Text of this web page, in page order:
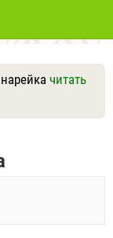
читать
вопрос